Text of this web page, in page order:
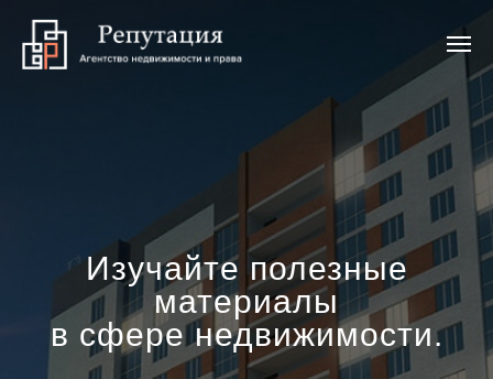
Изучайте полезные
материалы
в сфере недвижимости.